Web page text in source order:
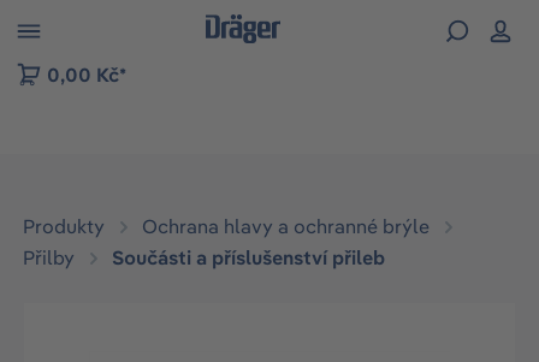
to B2B platform navigation
0,00 Kč*
Produkty
Ochrana hlavy a ochranné brýle
Přilby
Součásti a příslušenství přileb